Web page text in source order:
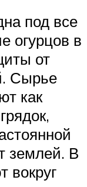
под все
огурцов в
от
Сырье
как
землей. В
вокруг